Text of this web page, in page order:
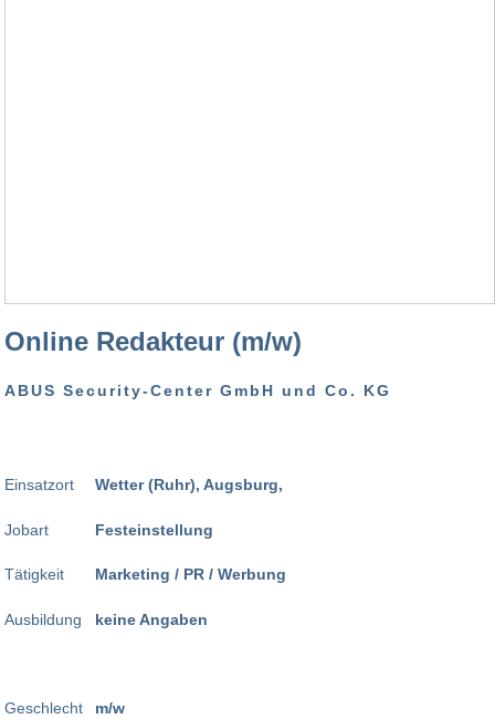
Online Redakteur (m/w)
ABUS Security-Center GmbH und Co. KG
Einsatzort
Jobart
Tätigkeit
Ausbildung
Geschlecht
Wetter (Ruhr), Augsburg,
Festeinstellung
Marketing / PR / Werbung
keine Angaben
m/w